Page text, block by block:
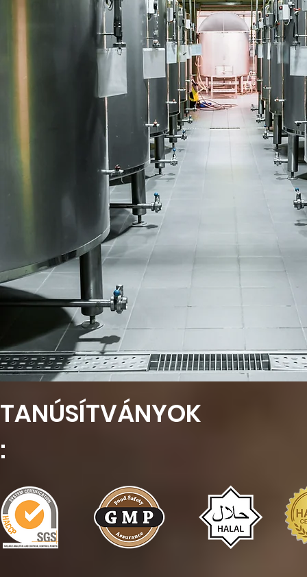
PRODUCT
TANÚSÍTVÁNYOK
: